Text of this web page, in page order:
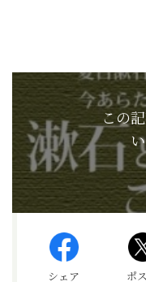
この
シェア ポ